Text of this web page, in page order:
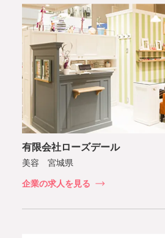
有限会社ローズデール
美容 宮城県
企業の求人を見る